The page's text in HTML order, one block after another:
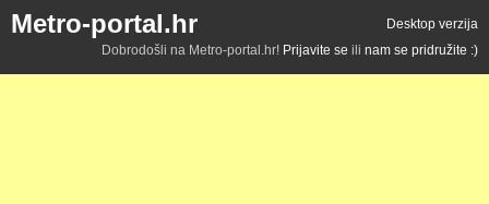
Metro-portal.hr
Desktop verzija
Dobrodošli na Metro-portal.hr! Prijavite se ili nam se pridružite :)